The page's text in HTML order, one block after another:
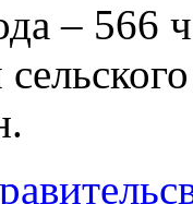
– 566